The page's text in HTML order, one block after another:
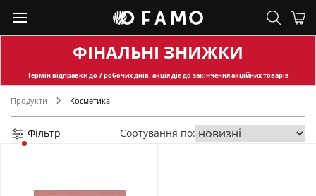
ФІНАЛЬНІ ЗНИЖКИ
Термін відправкидо 7 робочих днів, акція діє до закінчення акційних товарів
Продукти Косметика
Фільтр Сортування по: